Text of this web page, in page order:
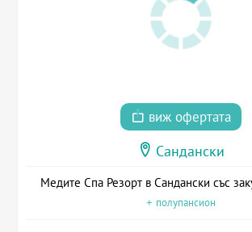
виж офертата
Сандански
Медите Спа Резорт в Сандански със
+ полупансион